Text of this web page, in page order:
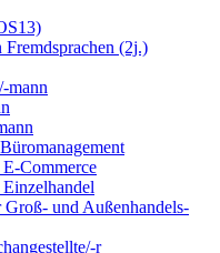
(2j.)
mann
Commerce
und Außen­handels­
r